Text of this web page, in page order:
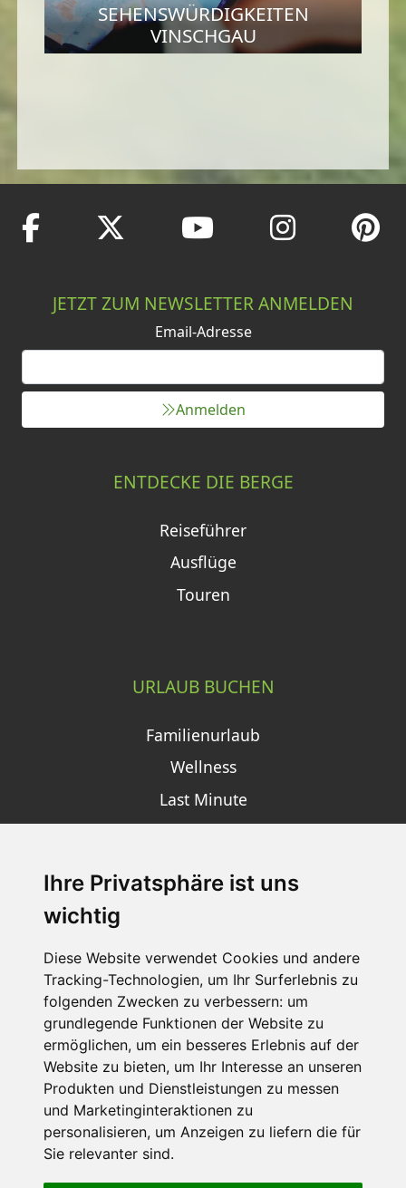
Ihre Privatsphäre ist uns
wichtig
Diese Website verwendet Cookies und andere
Tracking-Technologien, um Ihr Surferlebnis zu
folgenden Zwecken zu verbessern: um
grundlegende Funktionen der Website zu
ermöglichen, um ein besseres Erlebnis auf der
Website zu bieten, um Ihr Interesse an unseren
Produkten und Dienstleistungen zu messen
und Marketinginteraktionen zu
personalisieren, um Anzeigen zu liefern die für
Sie relevanter sind.
SEHENSWÜRDIGKEITEN
VINSCHGAU
JETZT ZUM NEWSLETTER ANMELDEN
Email-Adresse
Anmelden
ENTDECKE DIE BERGE
Reiseführer
Ausflüge
Touren
URLAUB BUCHEN
Familienurlaub
Wellness
Last Minute
SCHNEEHÖHEN SKI APP
Die Schneehoehen Ski APP für iOS und Android - Ein
Muss für alle Wintersportler und Schneefreaks!
Impressum
Datenschutz
Nutzungsbedingungen